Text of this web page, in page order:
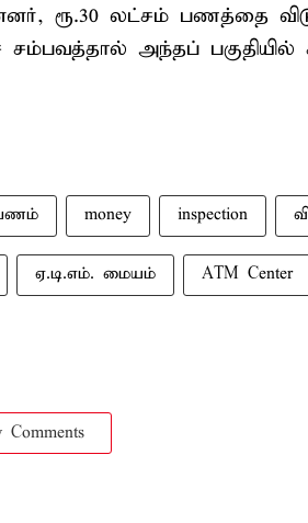
ரூ.30 லட்சம் பணத்தை
அந்தப் பகுதியில்
money inspection
ஏ.டி.எம். மையம் ATM Center
Comments